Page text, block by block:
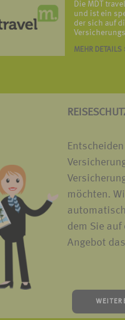
Die MDT
und ist ein
der sich auf
MEHR DETAILS
möchten.
dem Sie auf
Angebot